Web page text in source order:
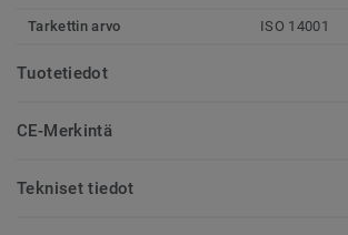
Tarkettin arvo ISO 14001
Tuotetiedot
CE-Merkintä
Tekniset tiedot